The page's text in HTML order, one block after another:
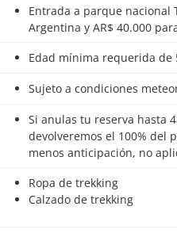
Entrada a parque nacional Tierra del Fuego (AR$ 18.000 para residentes en
Argentina y AR$ 40.000
Edad mínima requerida de
Sujeto a condiciones
Si anulas tu reserva hasta 48 horas antes del inicio de la actividad, te
devolveremos el 100% del
menos anticipación, no
Ropa de trekking
Calzado de trekking